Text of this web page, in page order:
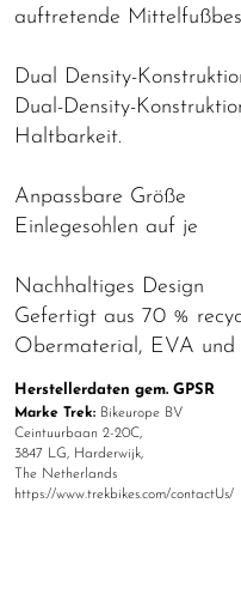
auftretende
Dual Density-
Dual-Density-
Haltbarkeit.
Anpassbare Größe
Einlegesohlen auf je
Nachhaltiges Design
Gefertigt aus 70 %
Obermaterial, EVA und
Herstellerdaten gem. GPSR
Marke Trek: Bikeurope BV
Ceintuurbaan 2-20C,
3847 LG, Harderwijk,
The Netherlands
https://www.trekbikes.com/contactUs/